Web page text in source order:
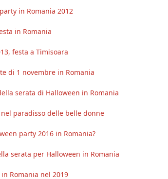
in Romania 2012
in Romania
festa a Timisoara
di 1 novembre in Romania
serata di Halloween in Romania
paradisso delle belle donne
party 2016 in Romania?
serata per Halloween in Romania
Romania nel 2019